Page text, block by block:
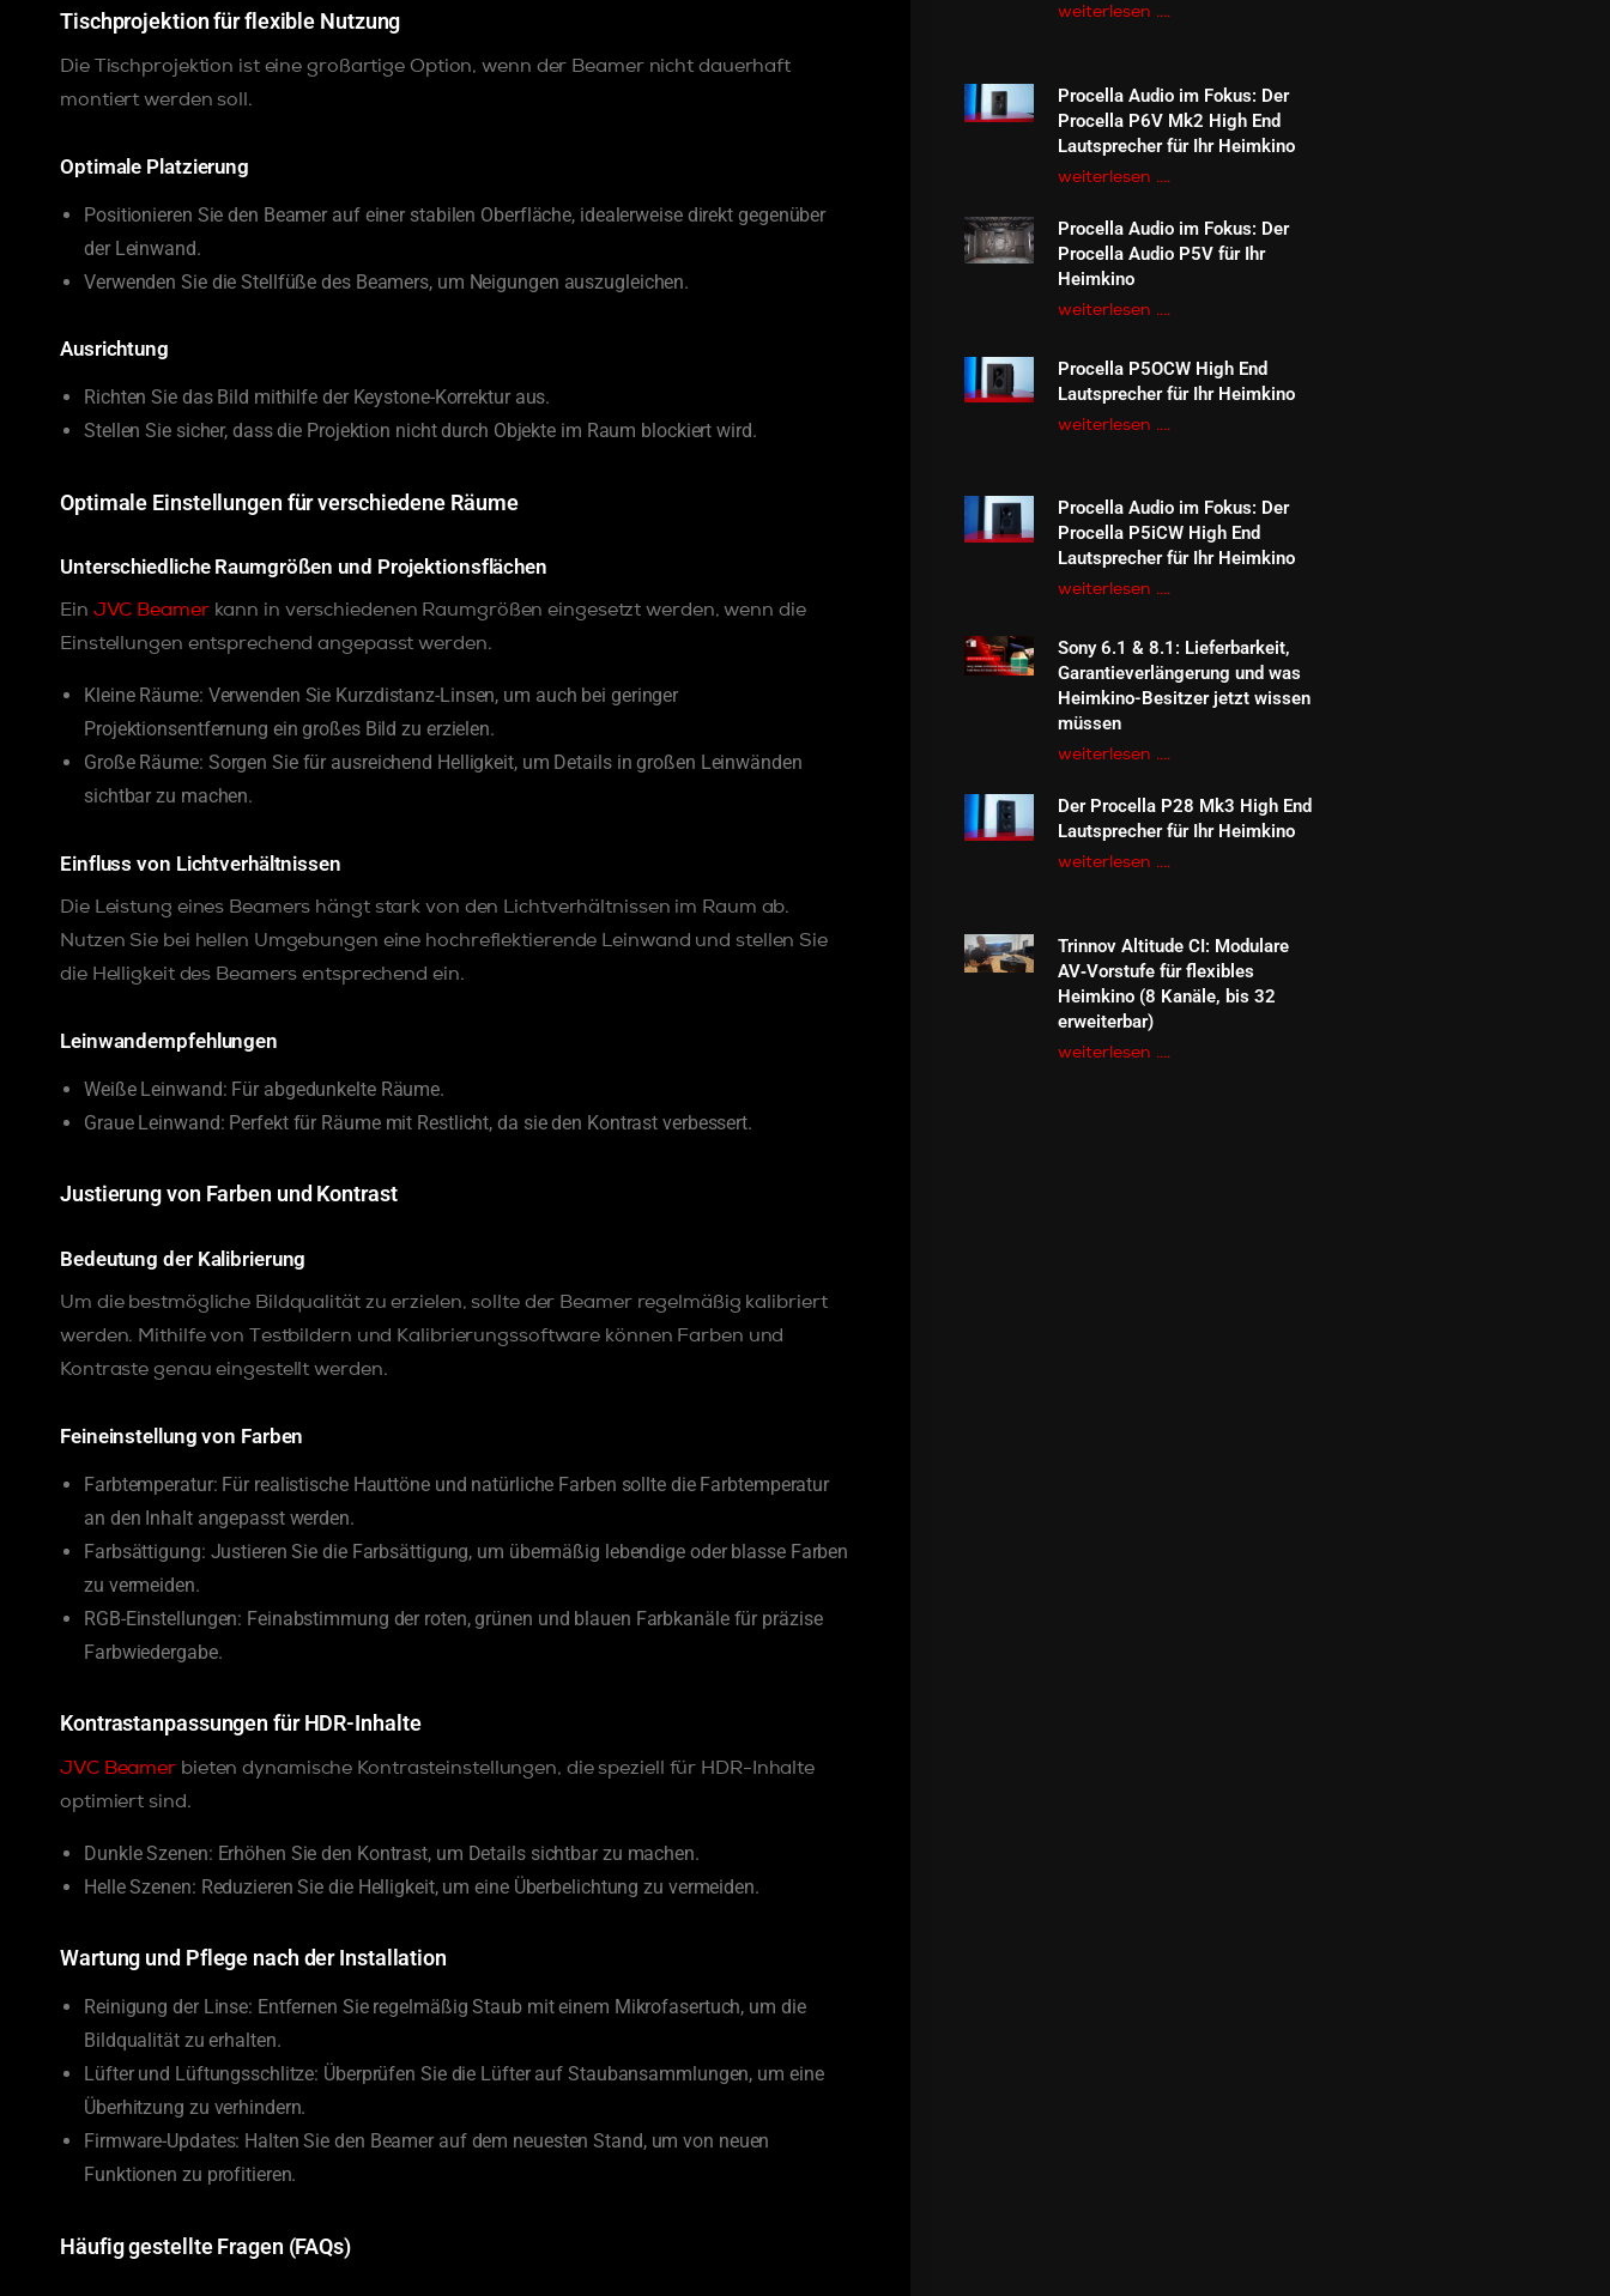
Tischprojektion für flexible Nutzung
Die Tischprojektion ist eine großartige Option, wenn der Beamer nicht dauerhaft
montiert werden soll.
Optimale Platzierung
Positionieren Sie den Beamer auf einer stabilen Oberfläche, idealerweise direkt gegenüber
der Leinwand.
Verwenden Sie die Stellfüße des Beamers, um Neigungen auszugleichen.
Ausrichtung
Richten Sie das Bild mithilfe der Keystone-Korrektur aus.
Stellen Sie sicher, dass die Projektion nicht durch Objekte im Raum blockiert wird.
Optimale Einstellungen für verschiedene Räume
Unterschiedliche Raumgrößen und Projektionsflächen
Ein JVC Beamerkann in verschiedenen Raumgrößen eingesetzt werden, wenn die
Einstellungen entsprechend angepasst werden.
Kleine Räume: Verwenden Sie Kurzdistanz-Linsen, um auch bei geringer
Projektionsentfernung ein großes Bild zu erzielen.
Große Räume: Sorgen Sie für ausreichend Helligkeit, um Details in großen Leinwänden
sichtbar zu machen.
Einfluss von Lichtverhältnissen
Die Leistung eines Beamers hängt stark von den Lichtverhältnissen im Raum ab.
Nutzen Sie bei hellen Umgebungen eine hochreflektierende Leinwand und stellen Sie
die Helligkeit des Beamers entsprechend ein.
Leinwandempfehlungen
Weiße Leinwand: Für abgedunkelte Räume.
Graue Leinwand: Perfekt für Räume mit Restlicht, da sie den Kontrast verbessert.
Justierung von Farben und Kontrast
Bedeutung der Kalibrierung
Um die bestmögliche Bildqualität zu erzielen, sollte der Beamer regelmäßig kalibriert
werden. Mithilfe von Testbildern und Kalibrierungssoftware können Farben und
Kontraste genau eingestellt werden.
Feineinstellung von Farben
Farbtemperatur: Für realistische Hauttöne und natürliche Farben sollte die Farbtemperatur
an den Inhalt angepasst werden.
Farbsättigung: Justieren Sie die Farbsättigung, um übermäßig lebendige oder blasse Farben
zu vermeiden.
RGB-Einstellungen: Feinabstimmung der roten, grünen und blauen Farbkanäle für präzise
Farbwiedergabe.
Kontrastanpassungen für HDR-Inhalte
JVC Beamer bieten dynamische Kontrasteinstellungen, die speziell für HDR-Inhalte
optimiert sind.
Dunkle Szenen: Erhöhen Sie den Kontrast, um Details sichtbar zu machen.
Helle Szenen: Reduzieren Sie die Helligkeit, um eine Überbelichtung zu vermeiden.
Wartung und Pflege nach der Installation
Reinigung der Linse: Entfernen Sie regelmäßig Staub mit einem Mikrofasertuch, um die
Bildqualität zu erhalten.
Lüfter und Lüftungsschlitze: Überprüfen Sie die Lüfter auf Staubansammlungen, um eine
Überhitzung zu verhindern.
Firmware-Updates: Halten Sie den Beamer auf dem neuesten Stand, um von neuen
Funktionen zu profitieren.
Häufig gestellte Fragen (FAQs)
weiterlesen ....
Procella Audio im Fokus: Der
Procella P6V Mk2 High End
Lautsprecher für Ihr Heimkino
weiterlesen ....
Procella Audio im Fokus: Der
Procella Audio P5V für Ihr
Heimkino
weiterlesen ....
Procella P5OCW High End
Lautsprecher für Ihr Heimkino
weiterlesen ....
Procella Audio im Fokus: Der
Procella P5iCW High End
Lautsprecher für Ihr Heimkino
weiterlesen ....
Sony 6.1 & 8.1: Lieferbarkeit,
Garantieverlängerung und was
Heimkino-Besitzer jetzt wissen
müssen
weiterlesen ....
Der Procella P28 Mk3 High End
Lautsprecher für Ihr Heimkino
weiterlesen ....
Trinnov Altitude CI: Modulare
AV‑Vorstufe für flexibles
Heimkino (8 Kanäle, bis 32
erweiterbar)
weiterlesen ....